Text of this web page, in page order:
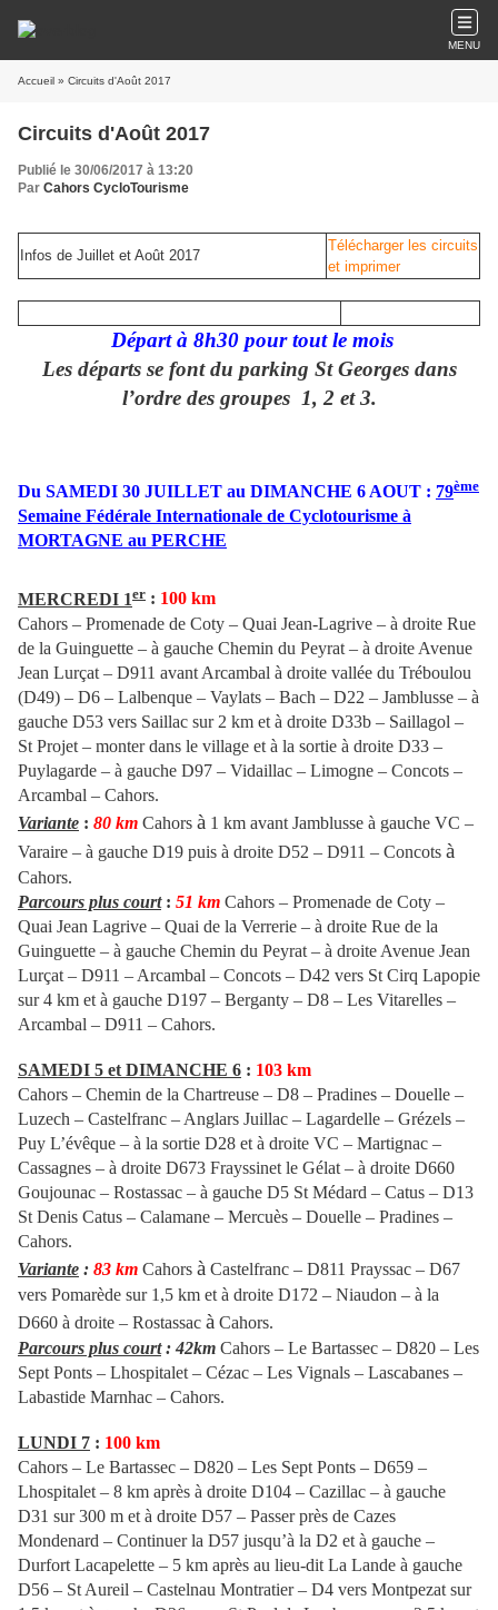
MENU
Accueil » Circuits d'Août 2017
Circuits d'Août 2017
Publié le 30/06/2017 à 13:20
Par Cahors CycloTourisme
Infos de Juillet et Août 2017
Télécharger les circuits
et imprimer
Départ à 8h30 pour tout le mois
Les départs se font du parking St Georges dans
l’ordre des groupes 1, 2 et 3.
Du SAMEDI 30 JUILLET au DIMANCHE 6 AOUT : 79ème
Semaine Fédérale Internationale de Cyclotourisme à
MORTAGNE au PERCHE
MERCREDI 1er : 100 km
Cahors – Promenade de Coty – Quai Jean-Lagrive – à droite Rue
de la Guinguette – à gauche Chemin du Peyrat – à droite Avenue
Jean Lurçat – D911 avant Arcambal à droite vallée du Tréboulou
(D49) – D6 – Lalbenque – Vaylats – Bach – D22 – Jamblusse – à
gauche D53 vers Saillac sur 2 km et à droite D33b – Saillagol –
St Projet – monter dans le village et à la sortie à droite D33 –
Puylagarde – à gauche D97 – Vidaillac – Limogne – Concots –
Arcambal – Cahors.
Variante : 80 km Cahors à 1 km avant Jamblusse à gauche VC –
Varaire – à gauche D19 puis à droite D52 – D911 – Concots à
Cahors.
Parcours plus court: 51 km Cahors – Promenade de Coty –
Quai Jean Lagrive – Quai de la Verrerie – à droite Rue de la
Guinguette – à gauche Chemin du Peyrat – à droite Avenue Jean
Lurçat – D911 – Arcambal – Concots – D42 vers St Cirq Lapopie
sur 4 km et à gauche D197 – Berganty – D8 – Les Vitarelles –
Arcambal – D911 – Cahors.
SAMEDI 5 et DIMANCHE 6 : 103 km
Cahors – Chemin de la Chartreuse – D8 – Pradines – Douelle –
Luzech – Castelfranc – Anglars Juillac – Lagardelle – Grézels –
Puy L’évêque – à la sortie D28 et à droite VC – Martignac –
Cassagnes – à droite D673 Frayssinet le Gélat – à droite D660
Goujounac – Rostassac – à gauche D5 St Médard – Catus – D13
St Denis Catus – Calamane – Mercuès – Douelle – Pradines –
Cahors.
Variante : 83 km Cahors à Castelfranc – D811 Prayssac – D67
vers Pomarède sur 1,5 km et à droite D172 – Niaudon – à la
D660 à droite – Rostassac à Cahors.
Parcours plus court: 42km Cahors – Le Bartassec – D820 – Les
Sept Ponts – Lhospitalet – Cézac – Les Vignals – Lascabanes –
Labastide Marnhac – Cahors.
LUNDI 7 : 100 km
Cahors – Le Bartassec – D820 – Les Sept Ponts – D659 –
Lhospitalet – 8 km après à droite D104 – Cazillac – à gauche
D31 sur 300 m et à droite D57 – Passer près de Cazes
Mondenard – Continuer la D57 jusqu’à la D2 et à gauche –
Durfort Lacapelette – 5 km après au lieu-dit La Lande à gauche
D56 – St Aureil – Castelnau Montratier – D4 vers Montpezat sur